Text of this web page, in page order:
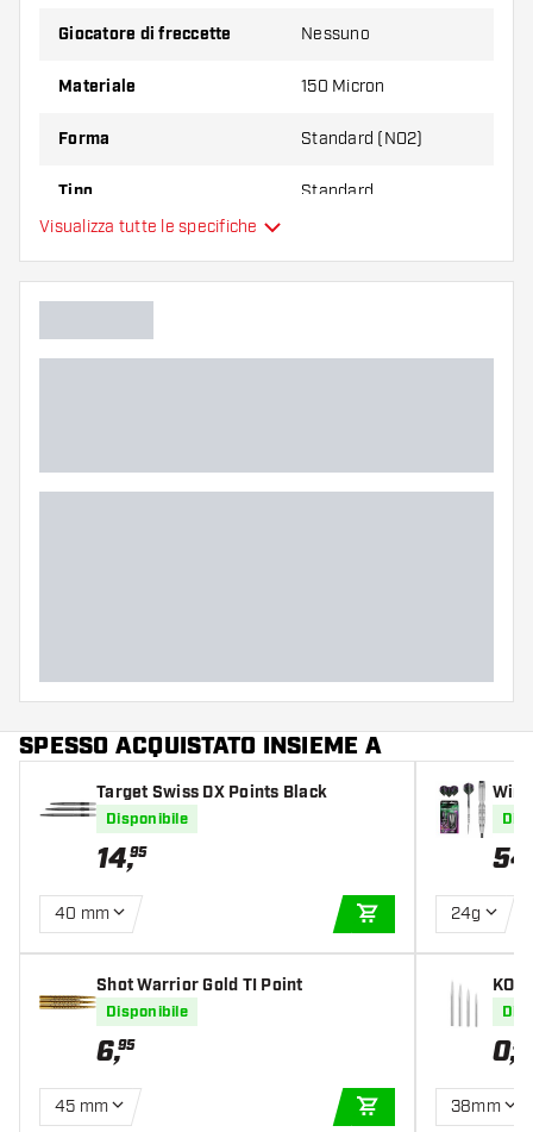
spessore diverso di alette per scoprire quale
Giocatore di freccette Nessuno
Materiale 150 Micron
Forma Standard (NO2)
Tipo Standard
Colore principale
Visualizza tutte le specifiche
SPESSO ACQUISTATO INSIEME A
Target Swiss DX Points Black
Disponibile
14,95
40 mm
AGGIUNGI AL
Shot Warrior Gold TI Point
Disponibile
6,95
45 mm
AGGIUNGI AL
54
24g
0,59
38mm